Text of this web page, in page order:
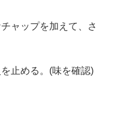
ャップを加えて、さ
止める。(味を確認)